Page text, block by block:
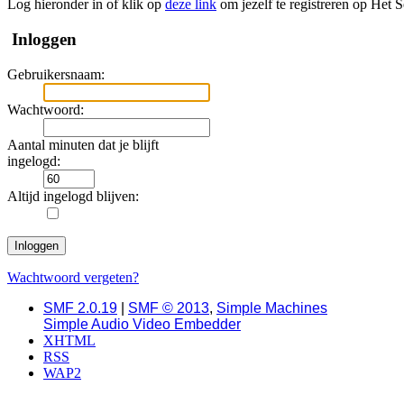
Log hieronder in of klik op deze link om jezelf te registreren op Het
Inloggen
Gebruikersnaam:
Wachtwoord:
Aantal minuten dat je blijft
ingelogd:
Altijd ingelogd blijven:
Wachtwoord vergeten?
SMF 2.0.19
SMF © 2013, Simple Machines
Simple Audio Video Embedder
XHTML
RSS
WAP2